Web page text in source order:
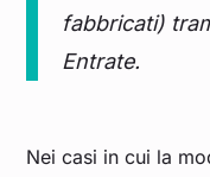
fabbricati)
Entrate.
Nei casi in cui la